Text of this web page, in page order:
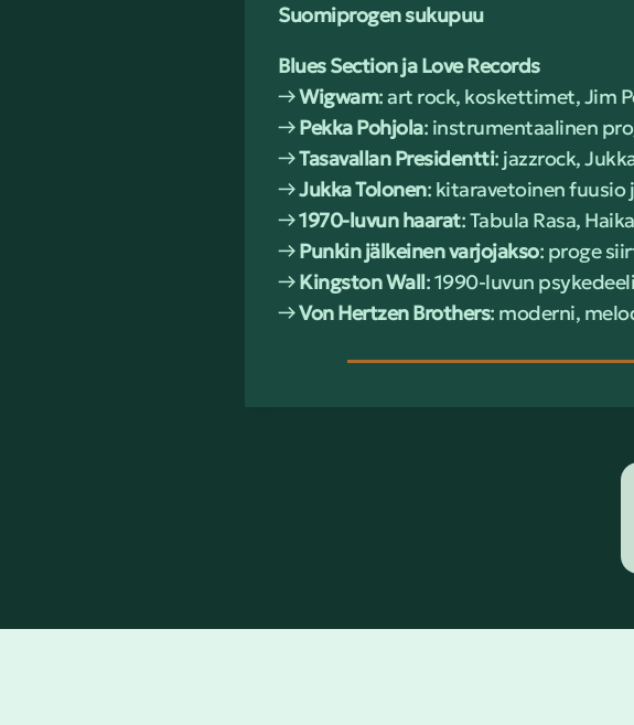
Suomiprogen sukupuu
Blues Section ja Love Records
→Wigwam: art rock, koskettimet, Jim
→Pekka Pohjola: instrumentaalinen
→Tasavallan Presidentti: jazzrock,
→Jukka Tolonen: kitaravetoinen
→1970-luvun haarat: Tabula Rasa,
→Punkin jälkeinen varjojakso: proge
→Kingston Wall: 1990-luvun
→Von Hertzen Brothers: moderni,